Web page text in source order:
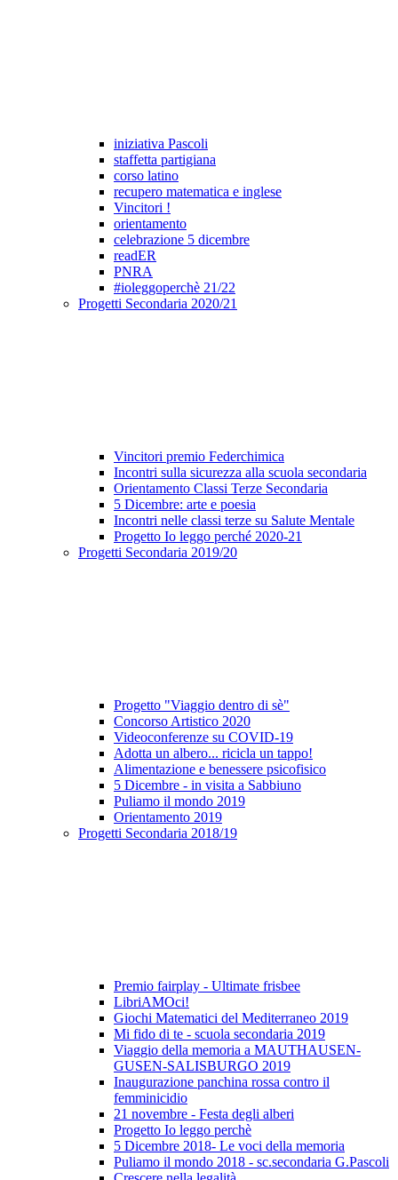
iniziativa Pascoli
staffetta partigiana
corso latino
recupero matematica e inglese
Vincitori !
orientamento
celebrazione 5 dicembre
readER
PNRA
#ioleggoperchè 21/22
Progetti Secondaria 2020/21
Vincitori premio Federchimica
Incontri sulla sicurezza alla scuola secondaria
Orientamento Classi Terze Secondaria
5 Dicembre: arte e poesia
Incontri nelle classi terze su Salute Mentale
Progetto Io leggo perché 2020-21
Progetti Secondaria 2019/20
Progetto "Viaggio dentro di sè"
Concorso Artistico 2020
Videoconferenze su COVID-19
Adotta un albero... ricicla un tappo!
Alimentazione e benessere psicofisico
5 Dicembre - in visita a Sabbiuno
Puliamo il mondo 2019
Orientamento 2019
Progetti Secondaria 2018/19
Premio fairplay - Ultimate frisbee
LibriAMOci!
Giochi Matematici del Mediterraneo 2019
Mi fido di te - scuola secondaria 2019
Viaggio della memoria a MAUTHAUSEN-
GUSEN-SALISBURGO 2019
Inaugurazione panchina rossa contro il
femminicidio
21 novembre - Festa degli alberi
Progetto Io leggo perchè
5 Dicembre 2018- Le voci della memoria
Puliamo il mondo 2018 - sc.secondaria G.Pascoli